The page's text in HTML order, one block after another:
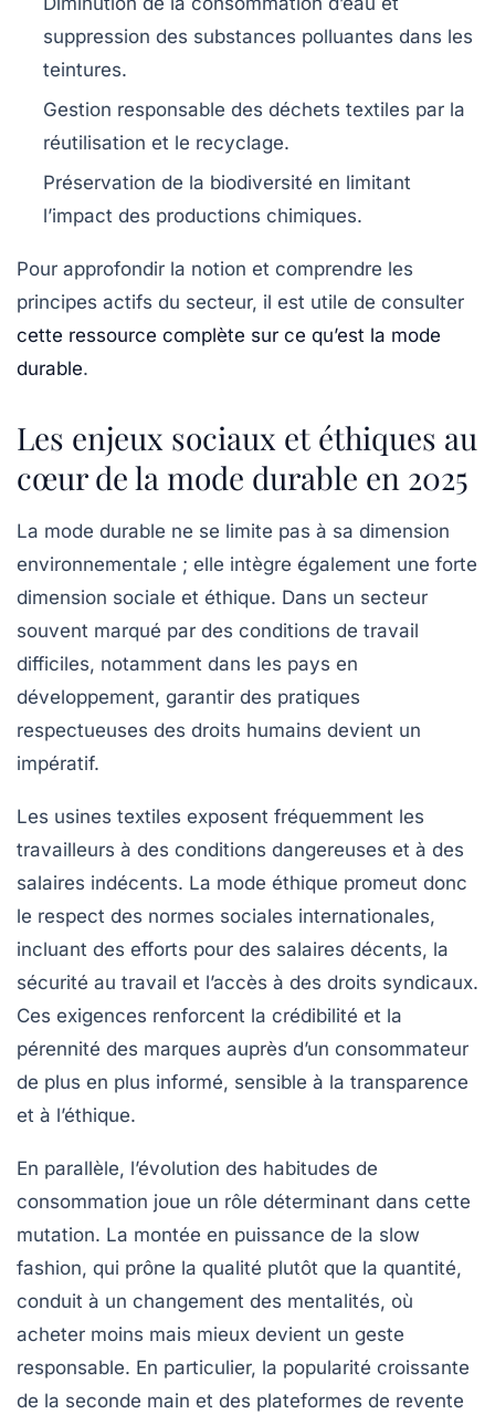
suppression des substances polluantes dans les
teintures.
Gestion responsable des déchets textiles par la
réutilisation et le recyclage.
Préservation de la biodiversité en limitant
l’impact des productions chimiques.
Pour approfondir la notion et comprendre les
principes actifs du secteur, il est utile de consulter
cette ressource complète sur ce qu’est la mode
durable.
Les enjeux sociaux et éthiques au
cœur de la mode durable en 2025
La mode durable ne se limite pas à sa dimension
environnementale ; elle intègre également une forte
dimension sociale et éthique. Dans un secteur
souvent marqué par des conditions de travail
difficiles, notamment dans les pays en
développement, garantir des pratiques
respectueuses des droits humains devient un
impératif.
Les usines textiles exposent fréquemment les
travailleurs à des conditions dangereuses et à des
salaires indécents. La mode éthique promeut donc
le respect des normes sociales internationales,
incluant des efforts pour des salaires décents, la
sécurité au travail et l’accès à des droits syndicaux.
Ces exigences renforcent la crédibilité et la
pérennité des marques auprès d’un consommateur
de plus en plus informé, sensible à la transparence
et à l’éthique.
En parallèle, l’évolution des habitudes de
consommation joue un rôle déterminant dans cette
mutation. La montée en puissance de la slow
fashion, qui prône la qualité plutôt que la quantité,
conduit à un changement des mentalités, où
acheter moins mais mieux devient un geste
responsable. En particulier, la popularité croissante
de la seconde main et des plateformes de revente